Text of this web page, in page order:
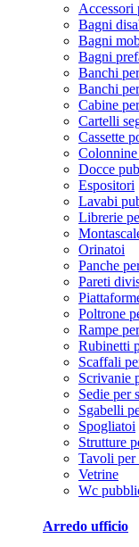
Accessori
Bagni
Bagni
Bagni
Banchi
Banchi
Cabine
Cartelli
Cassette
Colonnine
Docce
Espositori
Lavabi
Librerie
Orinatoi
Panche
Pareti
Poltrone
Rampe
Rubinetti
Scaffali
Scrivanie
Sedie per
Sgabelli
Spogliatoi
Strutture
Tavoli per
Vetrine
Wc
Arredo ufficio